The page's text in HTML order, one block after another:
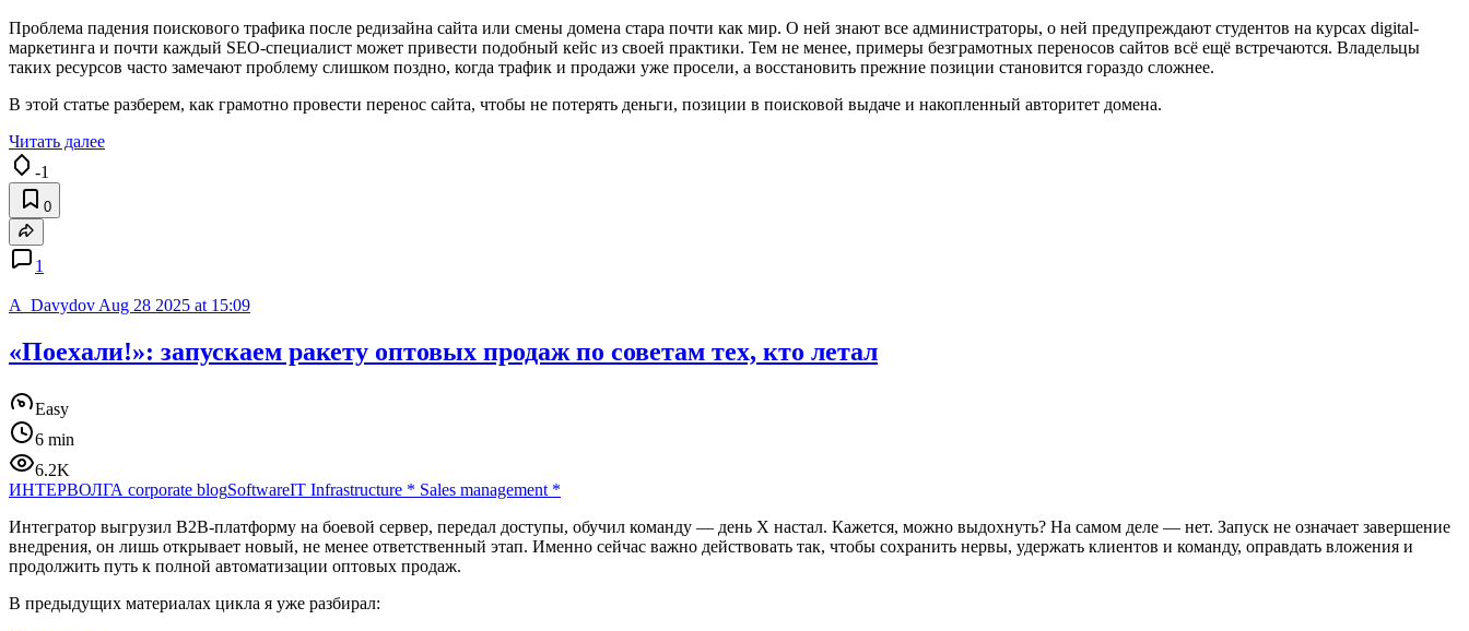
Проблема падения поискового трафика после редизайна сайта или смены домена стара почти как мир. О ней знают все администраторы, о ней предупреждают студентов на курсах digital-
маркетинга и почти каждый SEO-специалист может привести подобный кейс из своей практики. Тем не менее, примеры безграмотных переносов сайтов всё ещё встречаются. Владельцы
таких ресурсов часто замечают проблему слишком поздно, когда трафик и продажи уже просели, а восстановить прежние позиции становится гораздо сложнее.
В этой статье разберем, как грамотно провести перенос сайта, чтобы не потерять деньги, позиции в поисковой выдаче и накопленный авторитет домена.
Читать далее
-1
0
1
A_Davydov Aug 28 2025 at 15:09
«Поехали!»: запускаем ракету оптовых продаж по советам тех, кто летал
Easy
6 min
6.2K
ИНТЕРВОЛГА corporate blogSoftwareIT Infrastructure * Sales management *
Интегратор выгрузил B2B-платформу на боевой сервер, передал доступы, обучил команду — день X настал. Кажется, можно выдохнуть? На самом деле — нет. Запуск не означает завершение
внедрения, он лишь открывает новый, не менее ответственный этап. Именно сейчас важно действовать так, чтобы сохранить нервы, удержать клиентов и команду, оправдать вложения и
продолжить путь к полной автоматизации оптовых продаж.
В предыдущих материалах цикла я уже разбирал: